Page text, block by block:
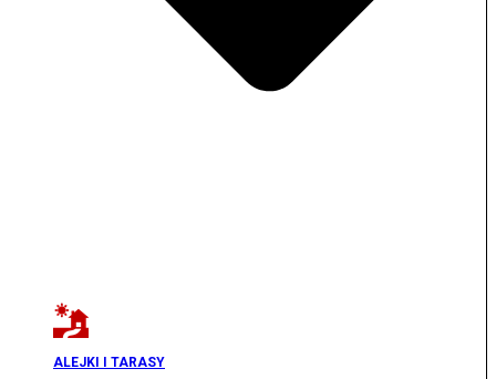
ALEJKI I TARASY